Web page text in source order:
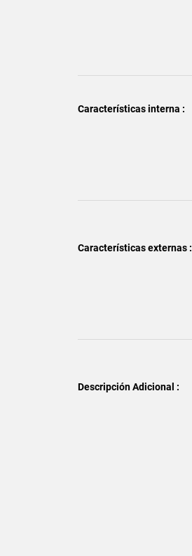
Características interna :
Características externas :
Descripción Adicional :